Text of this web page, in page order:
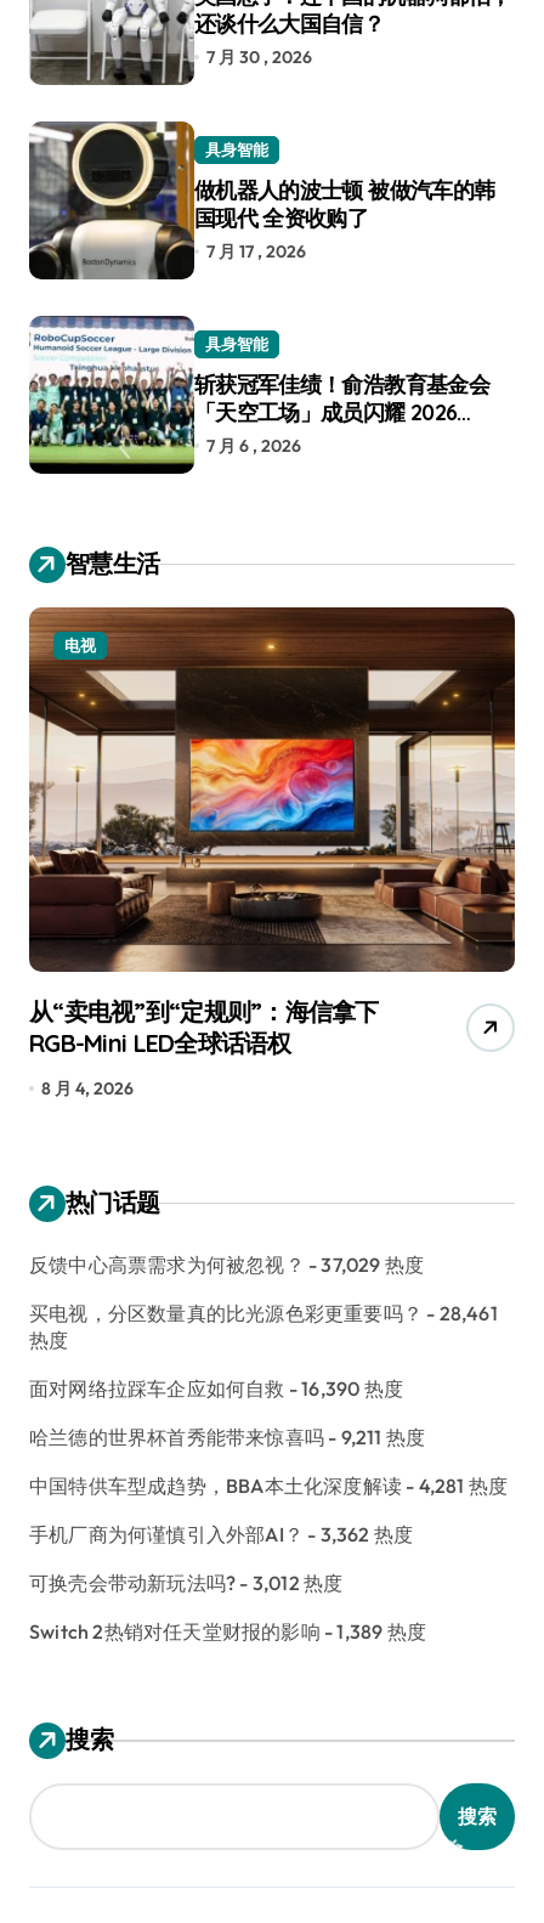
还谈什么大国自信？
7 月 30 , 2026
具身智能
做机器人的波士顿 被做汽车的韩
国现代 全资收购了
7 月 17 , 2026
具身智能
斩获冠军佳绩！俞浩教育基金会
「天空工场」成员闪耀 2026
RoboCup 机器人世界杯
7 月 6 , 2026
智慧生活
电视
从“卖电视”到“定规则”：海信拿下
RGB-Mini LED全球话语权
8 月 4, 2026
热门话题
反馈中心高票需求为何被忽视？ - 37,029 热度
买电视，分区数量真的比光源色彩更重要吗？ - 28,461
热度
面对网络拉踩车企应如何自救 - 16,390 热度
哈兰德的世界杯首秀能带来惊喜吗 - 9,211 热度
中国特供车型成趋势，BBA本土化深度解读 - 4,281 热度
手机厂商为何谨慎引入外部AI？ - 3,362 热度
可换壳会带动新玩法吗? - 3,012 热度
Switch 2热销对任天堂财报的影响 - 1,389 热度
搜索
搜索